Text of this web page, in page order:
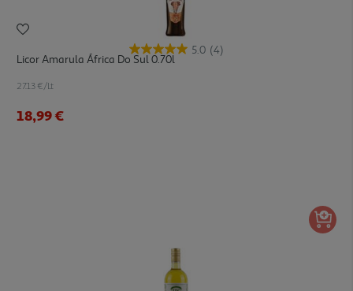
5.0 (4)
Licor Amarula África Do Sul 0.70l
27.13 €/Lt
18,99 €